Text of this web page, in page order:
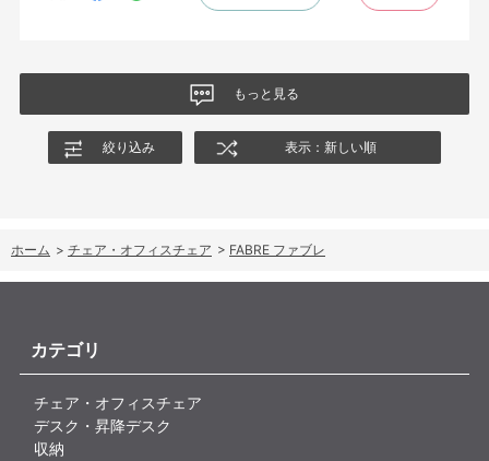
もっと見る
絞り込み 表示：新しい順
ホーム > チェア・オフィスチェア > FABRE ファブレ
カテゴリ
チェア・オフィスチェア
デスク・昇降デスク
収納